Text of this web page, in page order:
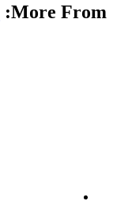
More From: